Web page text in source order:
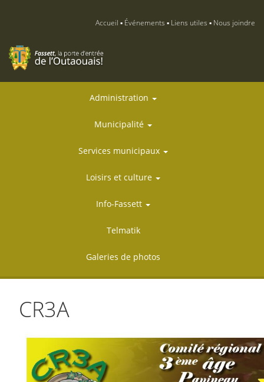
Accueil Événements Liens utiles Nous joindre
Administration
Municipalité
Services municipaux
Loisirs et culture
Info-Fassett
Telmatik
Galeries de photos
CR3A